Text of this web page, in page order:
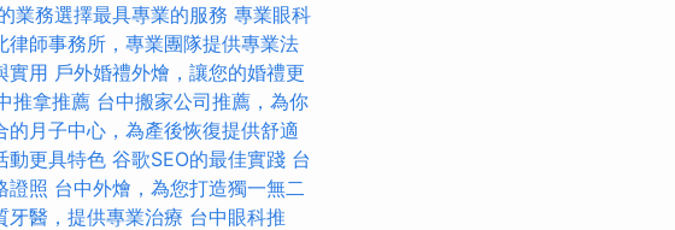
業務選擇最具專業的服務 專業眼科
律師事務所，專業團隊提供專業法
實用 戶外婚禮外燴，讓您的婚禮更
推拿推薦 台中搬家公司推薦，為你
的月子中心，為產後恢復提供舒適
動更具特色 谷歌SEO的最佳實踐 台
證照 台中外燴，為您打造獨一無二
牙醫，提供專業治療 台中眼科推